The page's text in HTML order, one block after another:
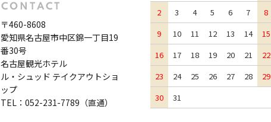
〒460-8608
愛知県名古屋市中区錦一丁目19
番30号
名古屋観光ホテル
ル・シュッド テイクアウトショ
ップ
TEL：052-231-7789（直通）
2
3 4 5 6 7
8
9
10 11 12 13 14
15
16
17 18 19 20 21
22
23
24 25 26 27 28
29
30
31